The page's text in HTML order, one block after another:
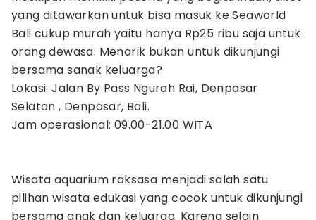
yang ditawarkan untuk bisa masuk ke Seaworld
Bali cukup murah yaitu hanya Rp25 ribu saja untuk
orang dewasa. Menarik bukan untuk dikunjungi
bersama sanak keluarga?
Lokasi: Jalan By Pass Ngurah Rai, Denpasar
Selatan , Denpasar, Bali.
Jam operasional: 09.00-21.00 WITA
Wisata aquarium raksasa menjadi salah satu
pilihan wisata edukasi yang cocok untuk dikunjungi
bersama anak dan keluarga. Karena selain